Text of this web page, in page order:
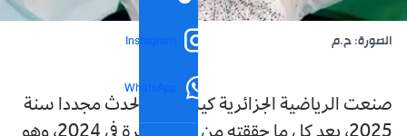
Instagram
WhatsApp
الصورة: ح.م
صنعت الرياضية الجزائرية كيليا نمور الحدث مجددا سنة